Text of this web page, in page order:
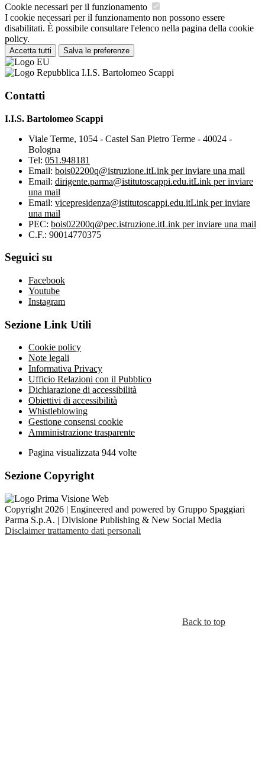
Cookie necessari per il funzionamento
I cookie necessari per il funzionamento non possono essere
disabilitati. È possibile consultare l'elenco nella pagina della cookie
policy.
Accetta tutti Salva le preferenze
I.I.S. Bartolomeo Scappi
Contatti
I.I.S. Bartolomeo Scappi
Viale Terme, 1054 - Castel San Pietro Terme - 40024 -
Bologna
Tel: 051.948181
Email: bois02200q@istruzione.itLink per inviare una mail
Email: dirigente.parma@istitutoscappi.edu.itLink per inviare
una mail
Email: vicepresidenza@istitutoscappi.edu.itLink per inviare
una mail
PEC: bois02200q@pec.istruzione.itLink per inviare una mail
C.F.: 90014770375
Seguici su
Facebook
Youtube
Instagram
Sezione Link Utili
Cookie policy
Note legali
Informativa Privacy
Ufficio Relazioni con il Pubblico
Dichiarazione di accessibilità
Obiettivi di accessibilità
Whistleblowing
Gestione consensi cookie
Amministrazione trasparente
Pagina visualizzata 944 volte
Sezione Copyright
Copyright 2026 | Engineered and powered by Gruppo Spaggiari
Parma S.p.A. | Divisione Publishing & New Social Media
Disclaimer trattamento dati personali
Back to top